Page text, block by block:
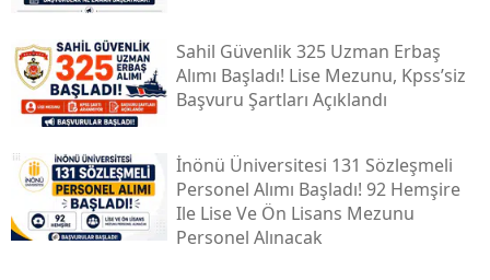
Sahil Güvenlik 325 Uzman Erbaş
Alımı Başladı! Lise Mezunu, Kpss’siz
Başvuru Şartları Açıklandı
İnönü Üniversitesi 131 Sözleşmeli
Personel Alımı Başladı! 92 Hemşire
Ile Lise Ve Ön Lisans Mezunu
Personel Alınacak